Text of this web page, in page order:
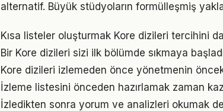
alternatif. Büyük stüdyoların formülleşmiş
Kısa listeler oluşturmak Kore dizileri tercihini
Bir Kore dizileri sizi ilk bölümde sıkmaya
Kore dizileri izlemeden önce yönetmenin önceki
İzleme listesini önceden hazırlamak zaman
İzledikten sonra yorum ve analizleri okumak